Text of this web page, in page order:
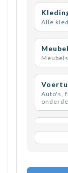
Alle
Auto's,
Make-